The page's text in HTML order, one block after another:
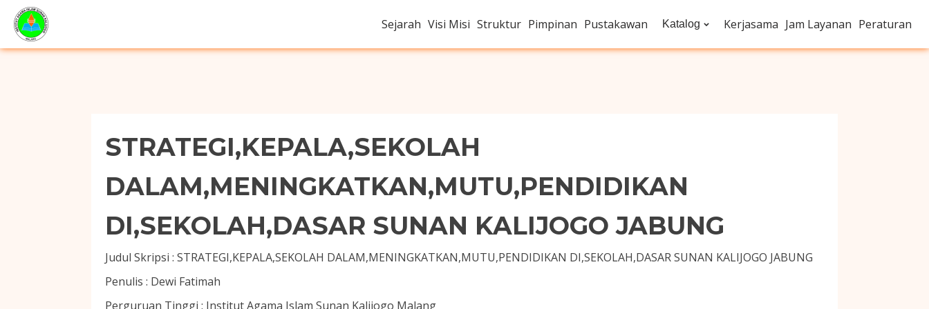
Sejarah Visi Misi Struktur Pimpinan Pustakawan Katalog Kerjasama Jam Layanan Peraturan
STRATEGI,KEPALA,SEKOLAH
DALAM,MENINGKATKAN,MUTU,PENDIDIKAN
DI,SEKOLAH,DASAR SUNAN KALIJOGO JABUNG
Judul Skripsi : STRATEGI,KEPALA,SEKOLAH DALAM,MENINGKATKAN,MUTU,PENDIDIKAN DI,SEKOLAH,DASAR SUNAN KALIJOGO JABUNG
Penulis : Dewi Fatimah
Perguruan Tinggi : Institut Agama Islam Sunan Kalijogo Malang